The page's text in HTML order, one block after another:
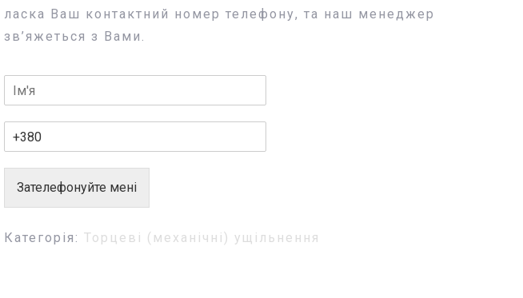
ласка Ваш контактний номер телефону, та наш менеджер
зв’яжеться з Вами.
Зателефонуйте мені
Категорія: Торцеві (механічні) ущільнення